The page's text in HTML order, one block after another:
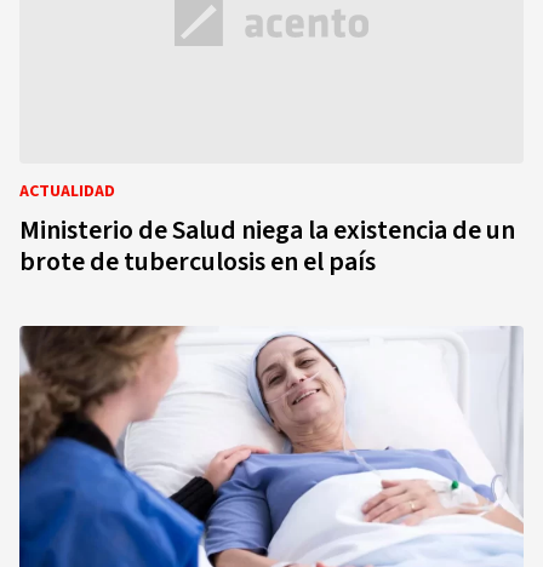
ACTUALIDAD
Ministerio de Salud niega la existencia de un
brote de tuberculosis en el país